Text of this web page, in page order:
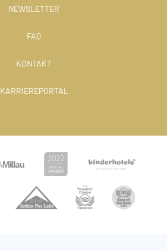
NEWSLETTER
FAQ
KONTAKT
KARRIEREPORTAL